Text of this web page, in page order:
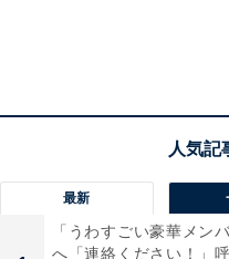
最新
「うわすごい豪華メン
へ「連絡ください！」